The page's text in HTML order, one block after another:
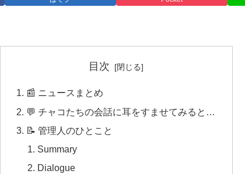
目次
📰 ニュースまとめ
💬 チャコたちの会話に耳をすませてみると…
📝 管理人のひとこと
Summary
Dialogue